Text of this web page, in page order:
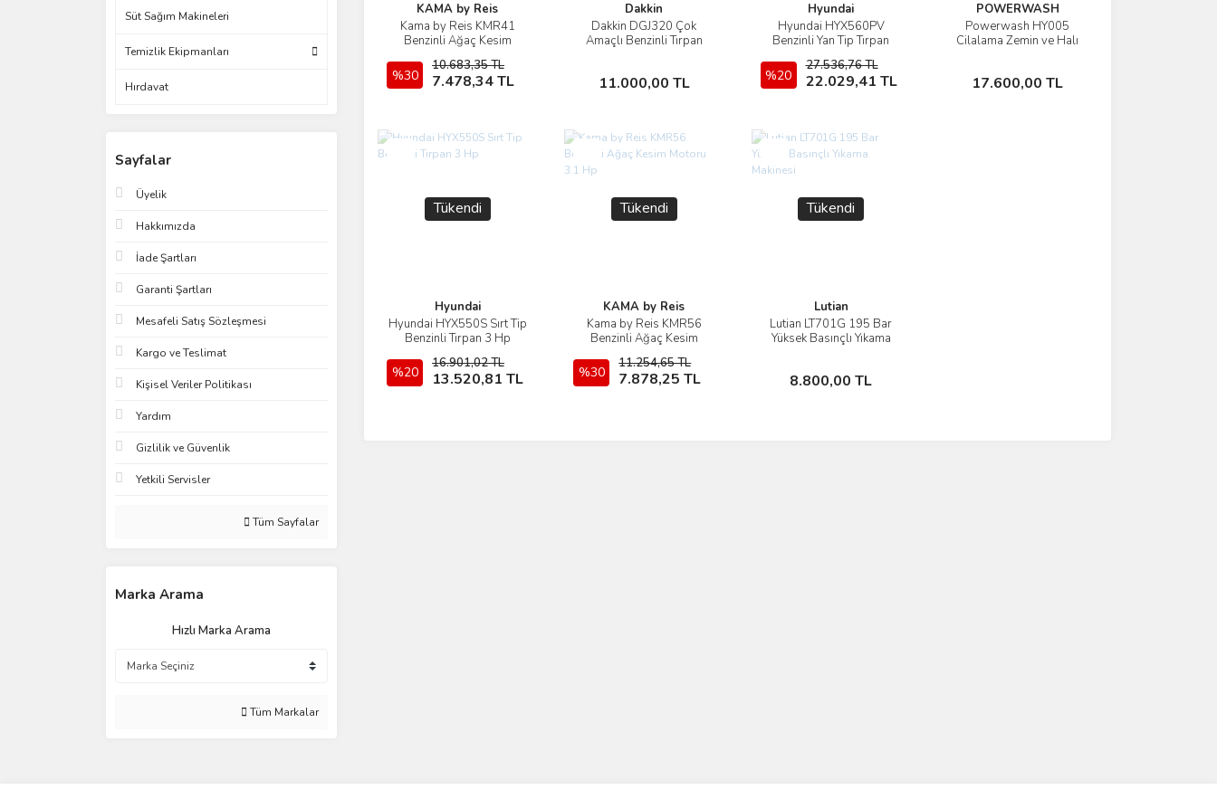
Süt Sağım Makineleri
Temizlik Ekipmanları
Hırdavat
Sayfalar
Üyelik
Hakkımızda
İade Şartları
Garanti Şartları
Mesafeli Satış Sözleşmesi
Kargo ve Teslimat
Kişisel Veriler Politikası
Yardım
Gizlilik ve Güvenlik
Yetkili Servisler
Tüm Sayfalar
Marka Arama
Hızlı Marka Arama
Tüm Markalar
KAMA by Reis
Kama by Reis KMR41
Benzinli Ağaç Kesim
%30
10.683,35 TL
7.478,34 TL
İncele
Sepete Ekle
Dakkin
Dakkin DGJ320 Çok
Amaçlı Benzinli Tırpan
11.000,00 TL
İncele
Sepete Ekle
Hyundai
Hyundai HYX560PV
Benzinli Yan Tip Tırpan
%20
27.536,76 TL
22.029,41 TL
İncele
Sepete Ekle
POWERWASH
Powerwash HY005
Cilalama Zemin ve Halı
17.600,00 TL
İncele
Sepete Ekle
Tükendi
Hyundai
Hyundai HYX550S Sırt Tip
Benzinli Tırpan 3 Hp
%20
16.901,02 TL
13.520,81 TL
İncele
Stokta Yok
Tükendi
KAMA by Reis
Kama by Reis KMR56
Benzinli Ağaç Kesim
%30
11.254,65 TL
7.878,25 TL
İncele
Stokta Yok
Tükendi
Lutian
Lutian LT701G 195 Bar
Yüksek Basınçlı Yıkama
8.800,00 TL
İncele
Stokta Yok